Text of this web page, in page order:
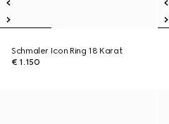
Schmaler Icon Ring 18 Karat
€ 1.150